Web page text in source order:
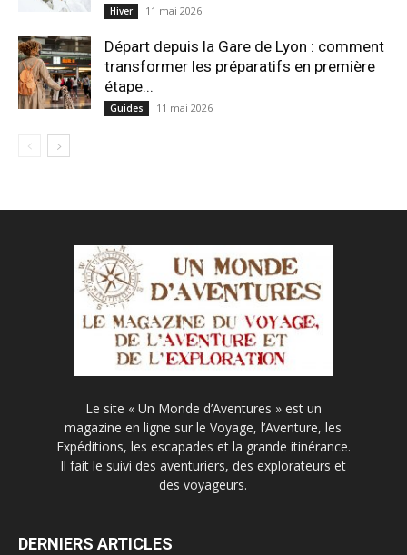
Hiver 11 mai 2026
Départ depuis la Gare de Lyon : comment
transformer les préparatifs en pre⁠mière
étape...
Guides 11 mai 2026
Le site « Un Monde d’Aventures » est un
magazine en ligne sur le Voyage, l’Aventure, les
Expéditions, les escapades et la grande itinérance.
Il fait le suivi des aventuriers, des explorateurs et
des voyageurs.
DERNIERS ARTICLES